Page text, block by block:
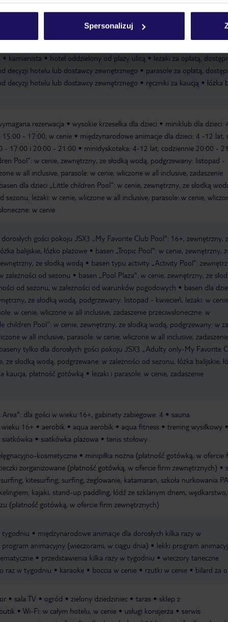
Spersonalizuj
kamienista hotel oddzielony od plaży ulicą
leżaki za opłatą,
decyzji hotelu lub dostawcy zewnętrznego
parasole za opłatą,
decyzji hotelu lub dostawcy zewnętrznego
ręczniki za kaucją
łóżka
rezerwacja wysokie krzesełka dla dzieci
miniklub dla dzieci:
- 17:00, w cenie
międzynarodowe animacje dla dzieci: 4 -12 lat,
- 17:00 i 20:00 - 21:00
minidyskoteka: 4-12 lat, codziennie 20:00 -
Pool“: w cenie, zewnętrzny, ze słodką wodą, podgrzewany: listopad -
w all inclusive, parasole: w cenie, wliczone w all inclusive, zadaszenie
basen dla dzieci „Little children Pool“: w cenie, zewnętrzny, ze słodką
sezonu, leżaki: w cenie, wliczone w all inclusive, parasole: w cenie,
w cenie
gości pokoju JSX3 „My Favorite Club Pool": 16+, zewnętrzny,
balijskie, łóżko plażowe
basen „Tropic Pool": w cenie, zewnętrzny,
ze słodką wodą
basen typu activity „Activity Pool":
zależności od sezonu
basen „Pool Plaza": w cenie, zewnętrzny, ze
od sezonu, w zależności od warunków pogodowych
basen dla
ze słodką wodą, podgrzewany: listopad - kwiecień, leżaki: w
w cenie, wliczone w all inclusive, zadaszenie przeciwsłoneczne: w
children Pool“: w cenie, zewnętrzny, ze słodką wodą, podgrzewany: w
w all inclusive, parasole: w cenie, wliczone w all inclusive,
baseny tylko dla dorosłych gości pokoju JSX3 „Adulty only-My Favorite
ze słodką wodą, podgrzewane: w zależności od sezonu, łóżka balijskie,
kaucja, płatność gotówką
leżaki i parasole: w cenie, zadaszenie
Area": dla gości w wieku 16+, gabinety zabiegowe: 4
sauna
wieku 16+ aerobik aqua aerobik aqua fitness trening wysiłkowy
siatkówka siatkówka plażowa tenis stołowy
kosmetyczne
minipiłka nożna (płatność gotówką, w ofercie
zorganizowane (płatność gotówką, w ofercie firm zewnętrznych)
kitesurfing, surfing, żeglowanie, katamaran, szkoła nurkowania
kajaki, stand-up paddling, łódź ze szklanym dnem, wędkarstwo,
(płatność gotówką, w ofercie firm zewnętrznych)
tygodniu
międzynarodowe animacje dla dorosłych kilka razy w
animacyjny (wieczorami, w ciągu dnia)
lekki program
przedstawienia kilka razy w tygodniu
wieczory taneczne
raz w tygodniu karaoke boccia w cenie rzutki w cenie bilard za
sala TV ogród zielony dziedziniec taras
sklep z
butik Wi-Fi: w całym hotelu, w cenie usługi konsjerża
serwis